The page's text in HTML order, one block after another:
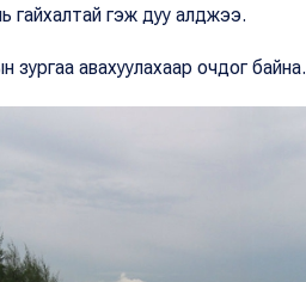
гайхалтай гэж дуу алджээ.
зургаа авахуулахаар очдог байна.